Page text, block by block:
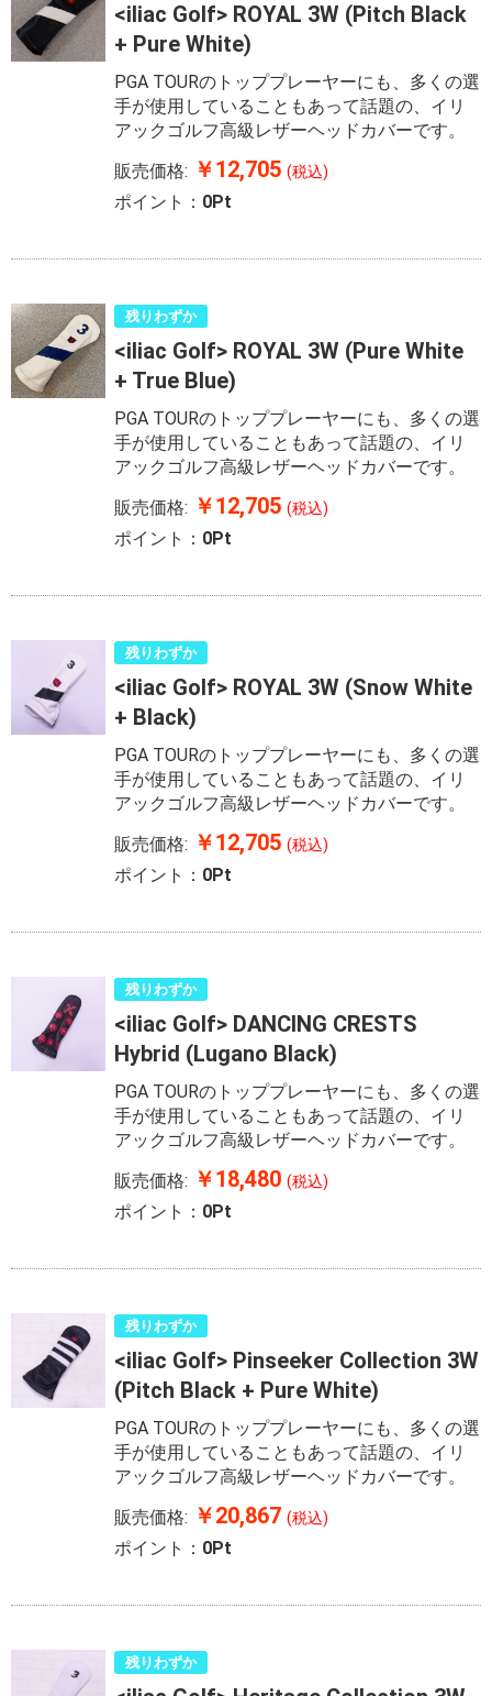
<iliac Golf> ROYAL 3W (Pitch Black
+ Pure White)
PGA TOURのトッププレーヤーにも、多くの選
手が使用していることもあって話題の、イリ
アックゴルフ高級レザーヘッドカバーです。
販売価格: ￥12,705(税込)
ポイント： 0Pt
残りわずか
<iliac Golf> ROYAL 3W (Pure White
+ True Blue)
PGA TOURのトッププレーヤーにも、多くの選
手が使用していることもあって話題の、イリ
アックゴルフ高級レザーヘッドカバーです。
販売価格: ￥12,705(税込)
ポイント： 0Pt
残りわずか
<iliac Golf> ROYAL 3W (Snow White
+ Black)
PGA TOURのトッププレーヤーにも、多くの選
手が使用していることもあって話題の、イリ
アックゴルフ高級レザーヘッドカバーです。
販売価格: ￥12,705(税込)
ポイント： 0Pt
残りわずか
<iliac Golf> DANCING CRESTS
Hybrid (Lugano Black)
PGA TOURのトッププレーヤーにも、多くの選
手が使用していることもあって話題の、イリ
アックゴルフ高級レザーヘッドカバーです。
販売価格: ￥18,480(税込)
ポイント： 0Pt
残りわずか
<iliac Golf> Pinseeker Collection 3W
(Pitch Black + Pure White)
PGA TOURのトッププレーヤーにも、多くの選
手が使用していることもあって話題の、イリ
アックゴルフ高級レザーヘッドカバーです。
販売価格: ￥20,867(税込)
ポイント： 0Pt
残りわずか